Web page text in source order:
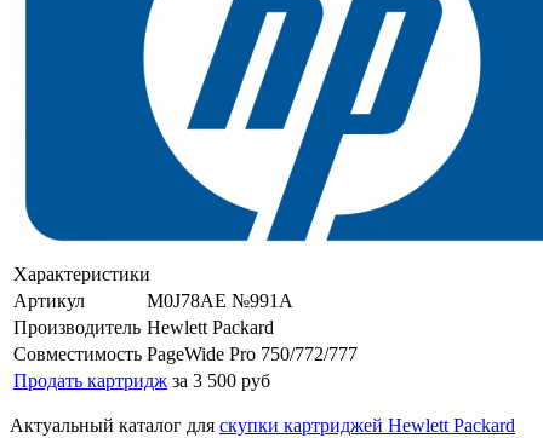
Характеристики
Артикул
M0J78AE №991A
Производитель Hewlett Packard
Совместимость PageWide Pro 750/772/777
Продать картридж за 3 500 руб
Актуальный каталог для скупки картриджей Hewlett Packard